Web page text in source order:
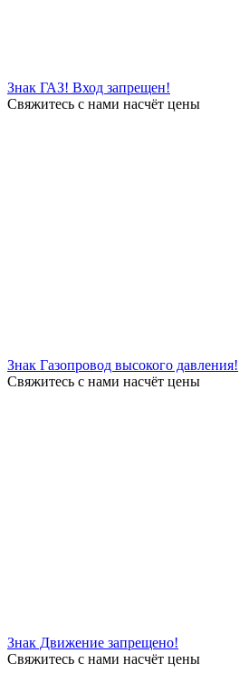
Знак ГАЗ! Вход запрещен!
Свяжитесь с нами насчёт цены
Знак Газопровод высокого давления!
Свяжитесь с нами насчёт цены
Знак Движение запрещено!
Свяжитесь с нами насчёт цены